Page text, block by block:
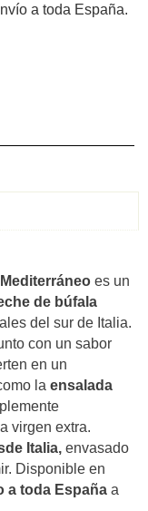
a toda España.
es un
de búfala
del sur de Italia.
con un sabor
en un
la ensalada
virgen extra.
Italia, envasado
Disponible en
a toda España a